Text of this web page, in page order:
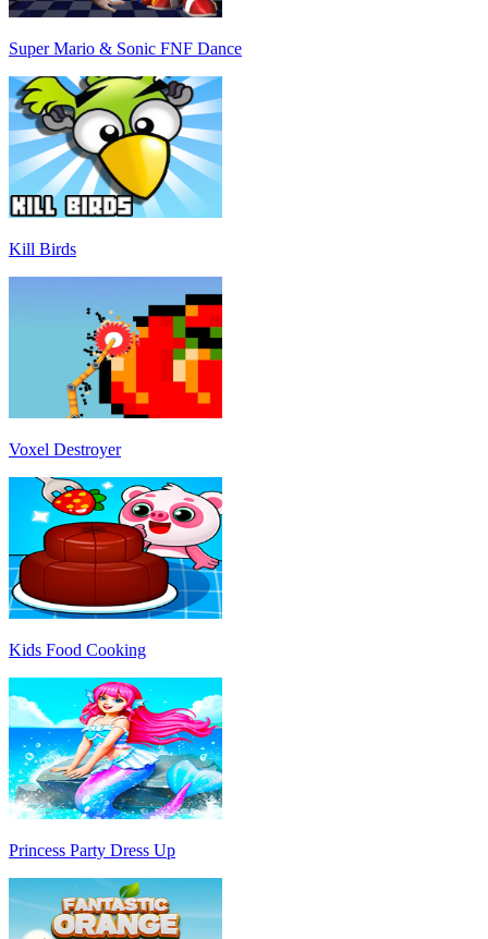
Super Mario & Sonic FNF Dance
Kill Birds
Voxel Destroyer
Kids Food Cooking
Princess Party Dress Up